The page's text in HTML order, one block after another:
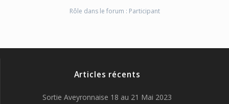
Rôle dans le forum : Participant
Articles récents
Sortie Aveyronnaise 18 au 21 Mai 2023